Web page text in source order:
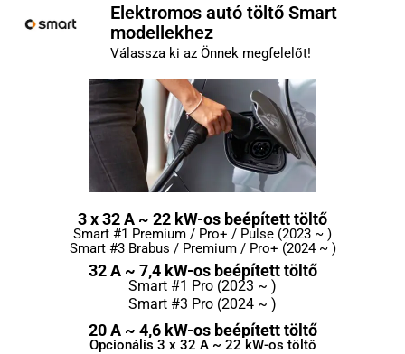
Elektromos autó töltő Smart
modellekhez
Válassza ki az Önnek megfelelőt!
3 x 32 A ~ 22 kW-os beépített töltő
Smart #1 Premium / Pro+ / Pulse (2023 ~ )
Smart #3 Brabus / Premium / Pro+ (2024 ~ )
32 A ~ 7,4 kW-os beépített töltő
Smart #1 Pro (2023 ~ )
Smart #3 Pro (2024 ~ )
20 A ~ 4,6 kW-os beépített töltő
Opcionális 3 x 32 A ~ 22 kW-os töltő